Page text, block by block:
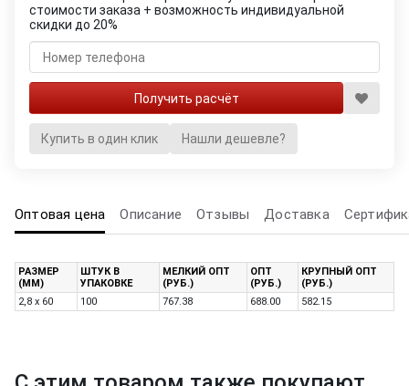
стоимости заказа + возможность индивидуальной
скидки до 20%
Купить в один клик Нашли дешевле?
Оптовая цена Описание Отзывы Доставка
РАЗМЕР
(ММ)
ШТУК В
УПАКОВКЕ
МЕЛКИЙ ОПТ
(РУБ.)
ОПТ
(РУБ.)
КРУПНЫЙ ОПТ
(РУБ.)
2,8 x 60
100 767.38 688.00 582.15